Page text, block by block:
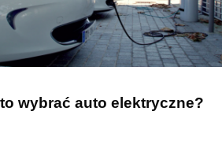
wybrać auto elektryczne?